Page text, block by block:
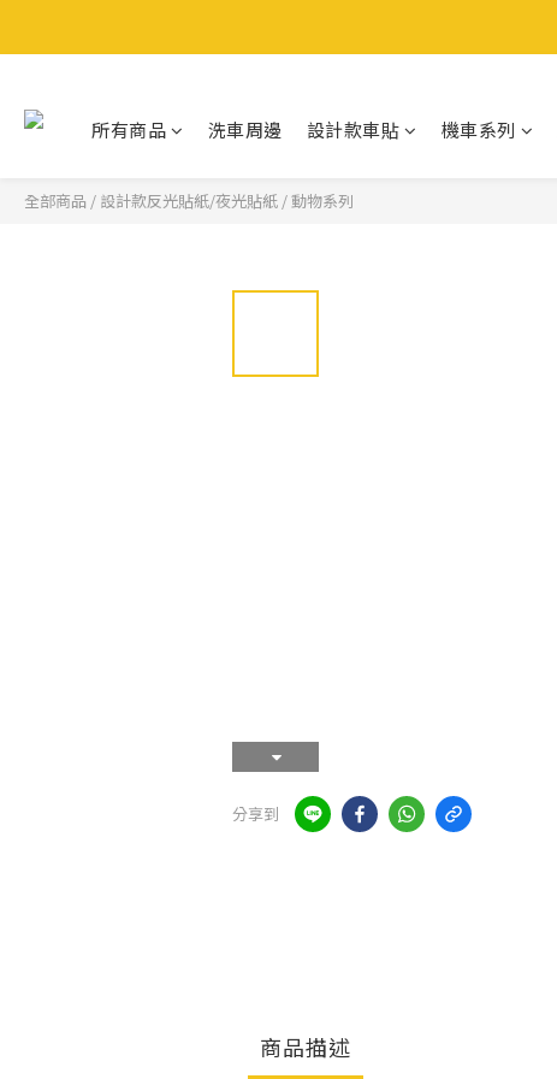
所有商品 洗車周邊 設計款車貼 機車系列
全部商品 / 設計款反光貼紙/夜光貼紙 /動物系列
分享到
商品描述